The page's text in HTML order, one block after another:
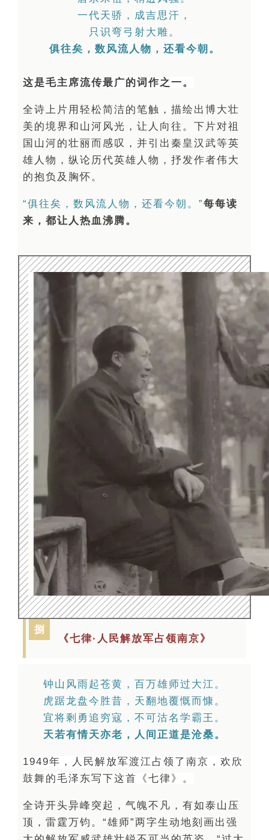
一代天骄，成吉思汗，
只识弯弓射大雕。
俱往矣，数风流人物，还看今朝。
这是毛主席流传最广的词作之一。
全诗上片用轻松简洁的笔触，描绘出博大壮
美的境界和山河风光，让人向往。下片对祖
国山河的壮丽而感叹，并引出秦皇汉武等英
雄人物，纵论历代英雄人物，抒发作者伟大
的抱负及胸怀。
“俱往矣，数风流人物，还看今朝。”每每读
来，都让人热血沸腾。
捌
《七律·人民解放军占领南京》
钟山风雨起苍黄，百万雄师过大江。
虎踞龙盘今胜昔，天翻地覆慨而慷。
宜将剩勇追穷寇，不可沽名学霸王。
天若有情天亦老，人间正道是沧桑。
1949年，人民解放军渡江占领了南京，欢欣
鼓舞的毛泽东写下这首《七律》。
全诗开头异峰突起，气魄不凡，有如泰山压
顶，雷霆万钧。“雄师”两字生动地刻画出强